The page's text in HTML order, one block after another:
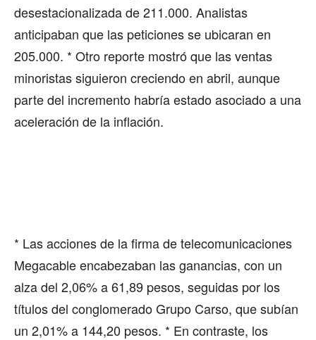
desestacionalizada de 211.000. Analistas
anticipaban que las peticiones se ubicaran en
205.000. * Otro reporte mostró que las ventas
minoristas siguieron creciendo en abril, aunque
parte del incremento habría estado asociado a una
aceleración de la inflación.
* Las acciones de la firma de telecomunicaciones
Megacable encabezaban las ganancias, con un
alza del 2,06% a 61,89 pesos, seguidas por los
títulos del conglomerado Grupo Carso, que subían
un 2,01% a 144,20 pesos. * En contraste, los